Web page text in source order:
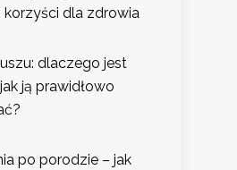
korzyści dla zdrowia
dlaczego jest
ją prawidłowo
po porodzie – jak